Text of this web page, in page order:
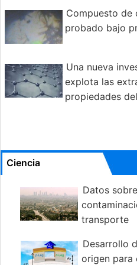
Compuesto de
probado bajo
Una nueva
explota las
propiedades
Ciencia
Datos
transporte
Desarrollo
origen para